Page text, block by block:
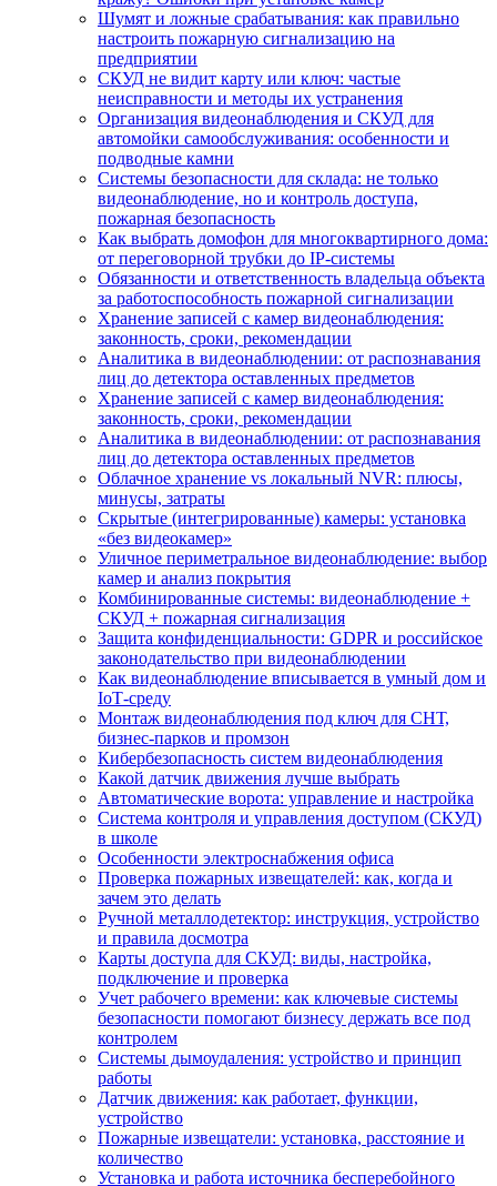
Шумят и ложные срабатывания: как правильно
настроить пожарную сигнализацию на
предприятии
СКУД не видит карту или ключ: частые
неисправности и методы их устранения
Организация видеонаблюдения и СКУД для
автомойки самообслуживания: особенности и
подводные камни
Системы безопасности для склада: не только
видеонаблюдение, но и контроль доступа,
пожарная безопасность
Как выбрать домофон для многоквартирного дома:
от переговорной трубки до IP-системы
Обязанности и ответственность владельца объекта
за работоспособность пожарной сигнализации
Хранение записей с камер видеонаблюдения:
законность, сроки, рекомендации
Аналитика в видеонаблюдении: от распознавания
лиц до детектора оставленных предметов
Хранение записей с камер видеонаблюдения:
законность, сроки, рекомендации
Аналитика в видеонаблюдении: от распознавания
лиц до детектора оставленных предметов
Облачное хранение vs локальный NVR: плюсы,
минусы, затраты
Скрытые (интегрированные) камеры: установка
«без видеокамер»
Уличное периметральное видеонаблюдение: выбор
камер и анализ покрытия
Комбинированные системы: видеонаблюдение +
СКУД + пожарная сигнализация
Защита конфиденциальности: GDPR и российское
законодательство при видеонаблюдении
Как видеонаблюдение вписывается в умный дом и
IoT‑среду
Монтаж видеонаблюдения под ключ для СНТ,
бизнес‑парков и промзон
Кибербезопасность систем видеонаблюдения
Какой датчик движения лучше выбрать
Автоматические ворота: управление и настройка
Система контроля и управления доступом (СКУД)
в школе
Особенности электроснабжения офиса
Проверка пожарных извещателей: как, когда и
зачем это делать
Ручной металлодетектор: инструкция, устройство
и правила досмотра
Карты доступа для СКУД: виды, настройка,
подключение и проверка
Учет рабочего времени: как ключевые системы
безопасности помогают бизнесу держать все под
контролем
Системы дымоудаления: устройство и принцип
работы
Датчик движения: как работает, функции,
устройство
Пожарные извещатели: установка, расстояние и
количество
Установка и работа источника бесперебойного